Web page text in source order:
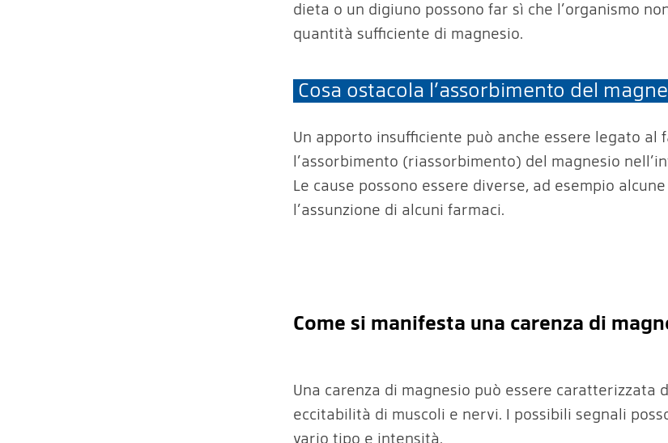
dieta o un digiuno possono far sì che l’organismo
quantità sufficiente di magnesio.
Cosa ostacola l’assorbimento del
Un apporto insufficiente può anche essere legato al
l’assorbimento (riassorbimento) del magnesio
Le cause possono essere diverse, ad esempio
l’assunzione di alcuni farmaci.
Come si manifesta una carenza di
Una carenza di magnesio può essere caratterizzata
eccitabilità di muscoli e nervi. I possibili segnali
vario tipo e intensità.